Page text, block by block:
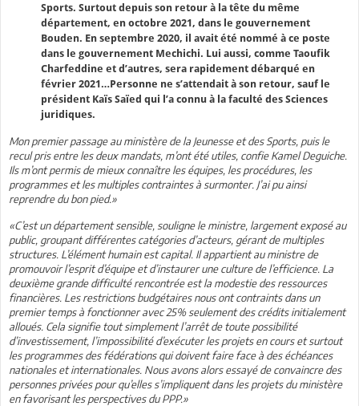
Sports. Surtout depuis son retour à la tête du même
département, en octobre 2021, dans le gouvernement
Bouden. En septembre 2020, il avait été nommé à ce poste
dans le gouvernement Mechichi. Lui aussi, comme Taoufik
Charfeddine et d’autres, sera rapidement débarqué en
février 2021…Personne ne s’attendait à son retour, sauf le
président Kaïs Saïed qui l’a connu à la faculté des Sciences
juridiques.
Mon premier passage au ministère de la Jeunesse et des Sports, puis le
recul pris entre les deux mandats, m’ont été utiles, confie Kamel Deguiche.
Ils m’ont permis de mieux connaître les équipes, les procédures, les
programmes et les multiples contraintes à surmonter. J’ai pu ainsi
reprendre du bon pied.»
«C’est un département sensible, souligne le ministre, largement exposé au
public, groupant différentes catégories d’acteurs, gérant de multiples
structures. L’élément humain est capital. Il appartient au ministre de
promouvoir l’esprit d’équipe et d’instaurer une culture de l’efficience. La
deuxième grande difficulté rencontrée est la modestie des ressources
financières. Les restrictions budgétaires nous ont contraints dans un
premier temps à fonctionner avec 25% seulement des crédits initialement
alloués. Cela signifie tout simplement l’arrêt de toute possibilité
d’investissement, l’impossibilité d’exécuter les projets en cours et surtout
les programmes des fédérations qui doivent faire face à des échéances
nationales et internationales. Nous avons alors essayé de convaincre des
personnes privées pour qu’elles s’impliquent dans les projets du ministère
en favorisant les perspectives du PPP.»